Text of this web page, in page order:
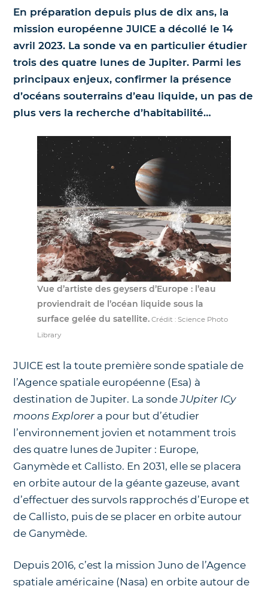
Science et exploration spatiale
Nos jumelles pour l'astronomie
En préparation depuis plus de dix ans, la
mission européenne JUICE a décollé le 14
avril 2023. La sonde va en particulier étudier
trois des quatre lunes de Jupiter. Parmi les
principaux enjeux, confirmer la présence
d’océans souterrains d’eau liquide, un pas de
plus vers la recherche d’habitabilité…
Vue d’artiste des geysers d’Europe : l’eau
proviendrait de l’océan liquide sous la
surface gelée du satellite. Crédit : Science Photo
Library
JUICE est la toute première sonde spatiale de
l’Agence spatiale européenne (Esa) à
destination de Jupiter. La sondeJUpiter ICy
moons Explorer a pour but d’étudier
l’environnement jovien et notamment trois
des quatre lunes de Jupiter : Europe,
Ganymède et Callisto. En 2031, elle se placera
en orbite autour de la géante gazeuse, avant
d’effectuer des survols rapprochés d’Europe et
de Callisto, puis de se placer en orbite autour
de Ganymède.
Depuis 2016, c’est la mission Juno de l’Agence
spatiale américaine (Nasa) en orbite autour de